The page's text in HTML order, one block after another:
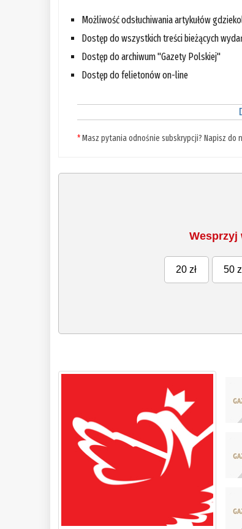
Możliwość odsłuchiwania artykułów
Dostęp do wszystkich treści bieżących
Dostęp do archiwum "Gazety Polskiej"
Dostęp do felietonów on-line
*Masz pytania odnośnie subskrypcji? Napisz do
Wesprzyj
20 zł 50